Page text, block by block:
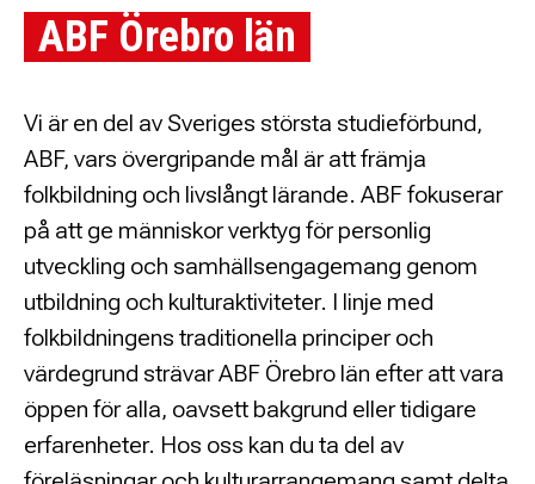
ABF Örebro län
Vi är en del av Sveriges största studieförbund,
ABF, vars övergripande mål är att främja
folkbildning och livslångt lärande. ABF fokuserar
på att ge människor verktyg för personlig
utveckling och samhällsengagemang genom
utbildning och kulturaktiviteter. I linje med
folkbildningens traditionella principer och
värdegrund strävar ABF Örebro län efter att vara
öppen för alla, oavsett bakgrund eller tidigare
erfarenheter. Hos oss kan du ta del av